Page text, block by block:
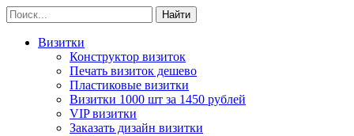
Визитки
Конструктор визиток
Печать визиток дешево
Пластиковые визитки
Визитки 1000 шт за 1450 рублей
VIP визитки
Заказать дизайн визитки